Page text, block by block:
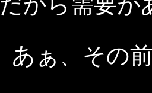
あぁ、その